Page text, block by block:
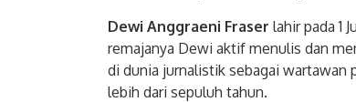
Dewi Anggraeni Fraser lahir pada 1
remajanya Dewi aktif menulis dan
di dunia jurnalistik sebagai wartawan
lebih dari sepuluh tahun.